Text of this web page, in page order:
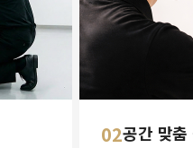
02공간 맞